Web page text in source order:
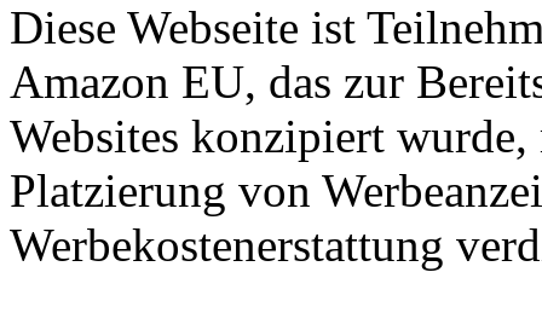
Diese Webseite ist
Amazon EU, das zur
Websites konzipiert
Platzierung von
Werbekostenerstattung